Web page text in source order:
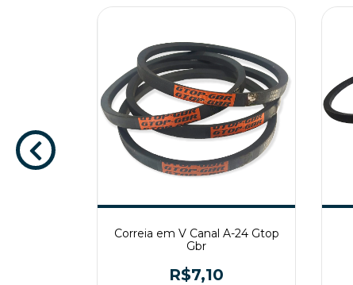
Correia em V Canal A-24 Gtop
Gbr
R$7,10